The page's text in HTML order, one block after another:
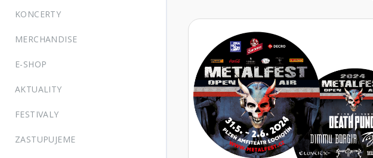
KONCERTY
MERCHANDISE
E-SHOP
AKTUALITY
FESTIVALY
ZASTUPUJEME